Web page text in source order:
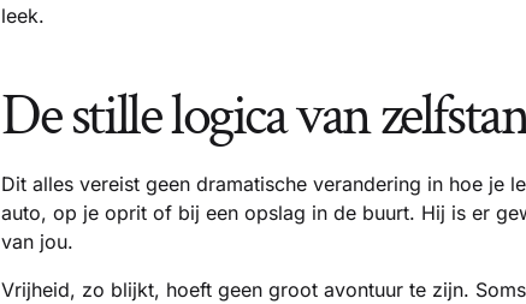
leek.
De stille logica van
Dit alles vereist geen dramatische verandering in hoe je
auto, op je oprit of bij een opslag in de buurt. Hij is er
van jou.
Vrijheid, zo blijkt, hoeft geen groot avontuur te zijn.